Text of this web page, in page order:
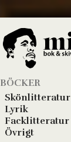
BÖCKER
Skönlitteratur
Lyrik
Facklitteratur
Övrigt